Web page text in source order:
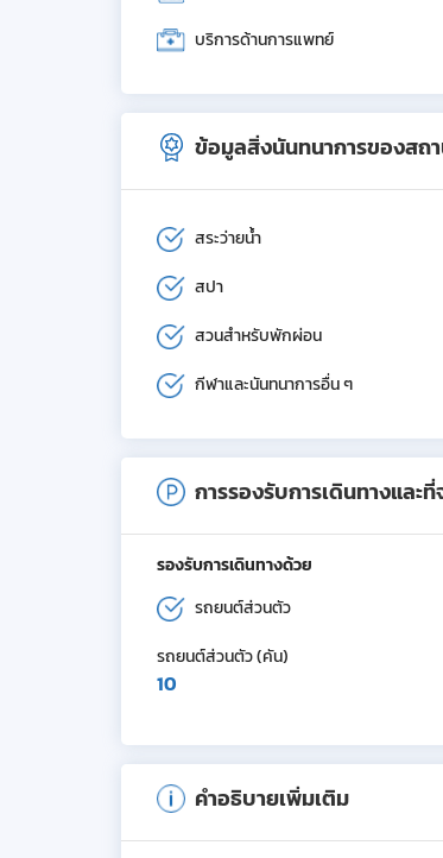
บริการด้านการแพทย์
ข้อมูลสิ่งนันทนาการของสถ
สระว่ายน้ำ
สปา
สวนสำหรับพักผ่อน
กีฬาและนันทนาการอื่น ๆ
การรองรับการเดินทางและ
รองรับการเดินทางด้วย
รถยนต์ส่วนตัว
รถยนต์ส่วนตัว (คัน)
10
คำอธิบายเพิ่มเติม